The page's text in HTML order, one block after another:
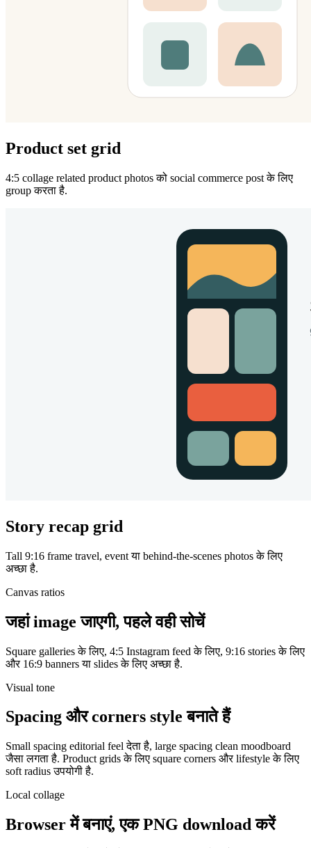
Product set grid
4:5 collage related product photos को social commerce post के लिए
group करता है.
Story recap grid
Tall 9:16 frame travel, event या behind-the-scenes photos के लिए
अच्छा है.
Canvas ratios
जहां image जाएगी, पहले वही सोचें
Square galleries के लिए, 4:5 Instagram feed के लिए, 9:16 stories के लिए
और 16:9 banners या slides के लिए अच्छा है.
Visual tone
Spacing और corners style बनाते हैं
Small spacing editorial feel देता है, large spacing clean moodboard
जैसा लगता है. Product grids के लिए square corners और lifestyle के लिए
soft radius उपयोगी है.
Local collage
Browser में बनाएं, एक PNG download करें